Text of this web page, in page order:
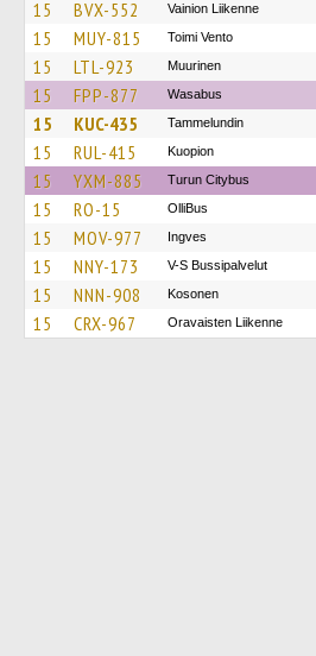
15 BVX-552 Vainion Liikenne
15 MUY-815 Toimi Vento
15 LTL-923 Muurinen
15 FPP-877 Wasabus
15 KUC-435 Tammelundin
15 RUL-415 Kuopion
15 YXM-885 Turun Citybus
15 RO-15 OlliBus
15 MOV-977 Ingves
15 NNY-173 V-S Bussipalvelut
15 NNN-908 Kosonen
15 CRX-967 Oravaisten Liikenne